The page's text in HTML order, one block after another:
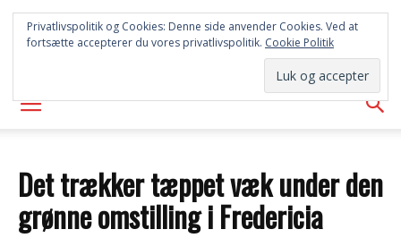
SYD
AVISEN
Det trækker tæppet væk under den
grønne omstilling i Fredericia
Privatlivspolitik og Cookies: Denne side anvender Cookies. Ved at
fortsætte accepterer du vores privatlivspolitik. Cookie Politik